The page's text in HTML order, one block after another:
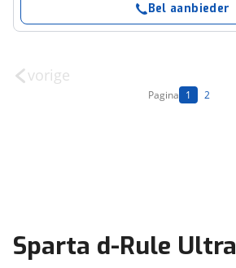
Bel aanbieder
vorige
Pagina 1 2
Sparta d-Rule Ultra